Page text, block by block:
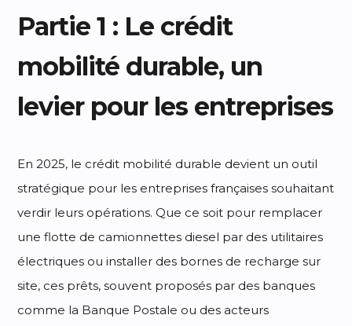
Partie 1 : Le crédit
mobilité durable, un
levier pour les entreprises
En 2025, le crédit mobilité durable devient un outil
stratégique pour les entreprises françaises souhaitant
verdir leurs opérations. Que ce soit pour remplacer
une flotte de camionnettes diesel par des utilitaires
électriques ou installer des bornes de recharge sur
site, ces prêts, souvent proposés par des banques
comme la Banque Postale ou des acteurs